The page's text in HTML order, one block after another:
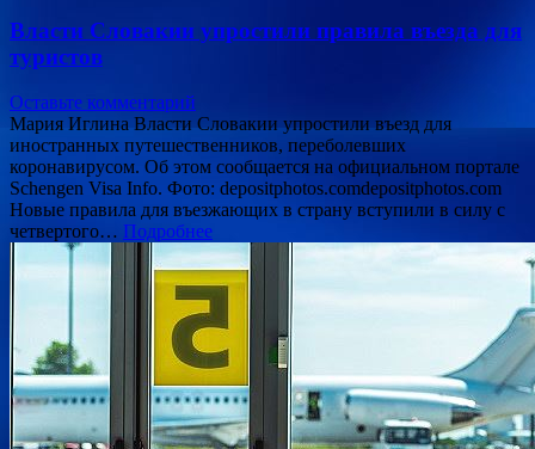
Власти Словакии упростили правила въезда для
туристов
Оставьте комментарий
Мария Иглина Власти Словакии упростили въезд для
иностранных путешественников, переболевших
коронавирусом. Об этом сообщается на официальном портале
Schengen Visa Info. Фото: depositphotos.comdepositphotos.com
Новые правила для въезжающих в страну вступили в силу с
четвертого… Подробнее